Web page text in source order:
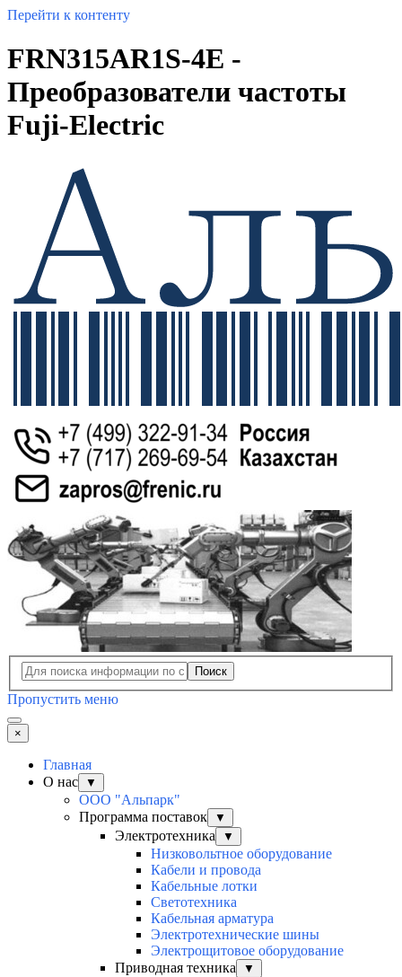
Перейти к контенту
FRN315AR1S-4E -
Преобразователи частоты
Fuji-Electric
Поиск
Пропустить меню
×
Главная
О нас
▼
ООО "Альпарк"
Программа поставок
▼
Электротехника ▼
Низковольтное оборудование
Кабели и провода
Кабельные лотки
Светотехника
Кабельная арматура
Электротехнические шины
Электрощитовое оборудование
Приводная техника
▼